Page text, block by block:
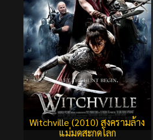
Witchville (2010) สงครามล้าง
แม่มดสะกดโลก